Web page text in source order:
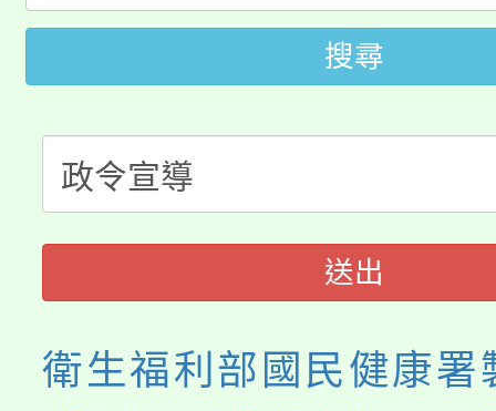
田徑場及游泳池舉行。
桃園市低收入戶享有免
視費優惠，中低收入戶
半價優惠，詳情可洽有
者。
大園自造教育及科技中
份教師增能研習
大溪自造教育及科技中
份教師研習
淨零綠生活教案入校路
會
115年食農教育專業人
程
搜尋
送出
衛生福利部國民健康署